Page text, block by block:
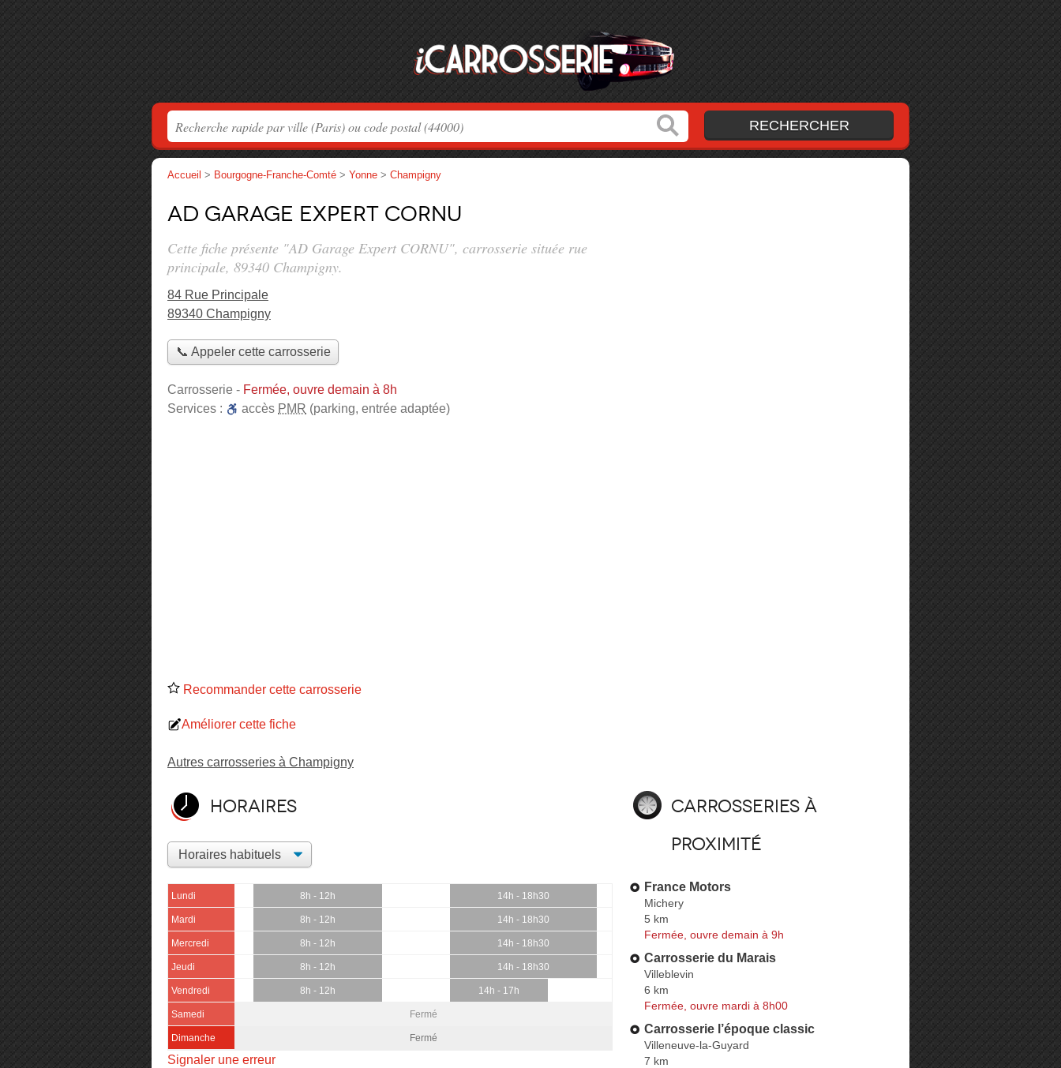
Accueil > Bourgogne-Franche-Comté > Yonne > Champigny
AD Garage Expert CORNU
Cette fiche présente "AD Garage Expert CORNU", carrosserie située rue
principale, 89340 Champigny.
84 Rue Principale
89340 Champigny
📞 Appeler cette carrosserie
Carrosserie - Fermée, ouvre demain à 8h
Services :
accès PMR (parking, entrée adaptée)
Recommander cette carrosserie
Améliorer cette fiche
Autres carrosseries à Champigny
Horaires
Lundi 8h - 12h 14h - 18h30
Mardi 8h - 12h 14h - 18h30
Mercredi 8h - 12h 14h - 18h30
Jeudi 8h - 12h 14h - 18h30
Vendredi 8h - 12h 14h - 17h
Samedi Fermé
Dimanche Fermé
Signaler une erreur
Carrosseries à
proximité
France Motors
Michery
5 km
Fermée, ouvre demain à 9h
Carrosserie du Marais
Villeblevin
6 km
Fermée, ouvre mardi à 8h00
Carrosserie l’époque classic
Villeneuve-la-Guyard
7 km